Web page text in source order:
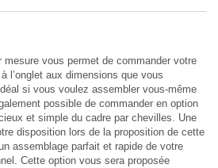
mesure vous permet de commander votre
l’onglet aux dimensions que vous
si vous voulez assembler vous-même
possible de commander en option
et simple du cadre par chevilles. Une
disposition lors de la proposition de cette
assemblage parfait et rapide de votre
Cette option vous sera proposée